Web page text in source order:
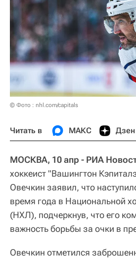
© Фото : nhl.com/capitals
Читать в МАКС Дзен
МОСКВА, 10 апр - РИА
хоккеист "Вашингтон
Овечкин заявил, что
время года в Национальной
(НХЛ), подчеркнув, что его
важность борьбы за очки в
Овечкин отметился